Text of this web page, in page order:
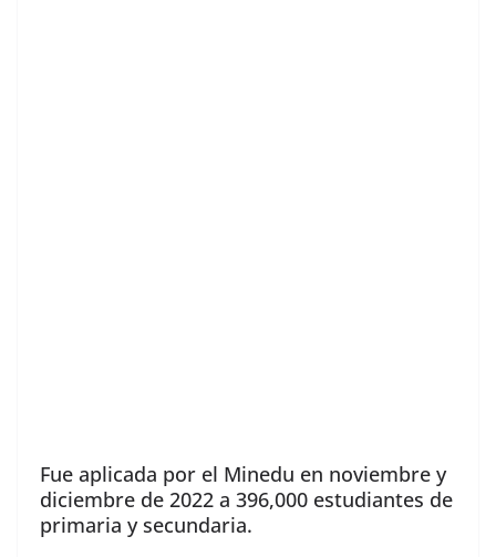
Fue aplicada por el Minedu en noviembre y
diciembre de 2022 a 396,000 estudiantes de
primaria y secundaria.